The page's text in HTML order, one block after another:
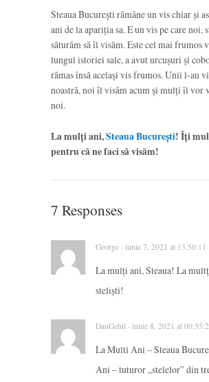
Steaua București rămâne un vis chiar și
ani de la apariția sa. E un vis pe care noi,
săturăm să îl visăm. Este cel mai frumos
lungul istoriei sale, a avut urcușuri și
rămas însă același vis frumos. Unii l-au
noastră, noi îl visăm acum și mulți îl vor
noi.
La mulți ani,Steaua București! Îți
pentru că ne faci să visăm!
7 Responses
George · iunie 7, 2021 at
La mulți ani, Steaua! La
steliști!
DanGetul · iunie 8, 2021 at
La Multi Ani – Steaua
Ani – tuturor „stelelor” din